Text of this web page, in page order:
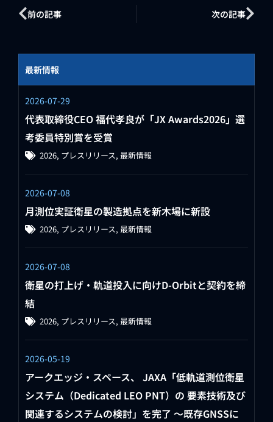
前の記事 次の記事
最新情報
2026-07-29
代表取締役CEO 福代孝良が「JX Awards2026」選
考委員特別賞を受賞
2026, プレスリリース, 最新情報
2026-07-08
月測位実証衛星の製造拠点を新木場に新設
2026, プレスリリース, 最新情報
2026-07-08
衛星の打上げ・軌道投入に向けD-Orbitと契約を締
結
2026, プレスリリース, 最新情報
2026-05-19
アークエッジ・スペース、 JAXA「低軌道測位衛星
システム（Dedicated LEO PNT）の 要素技術及び
関連するシステムの検討」を完了 ～既存GNSSに